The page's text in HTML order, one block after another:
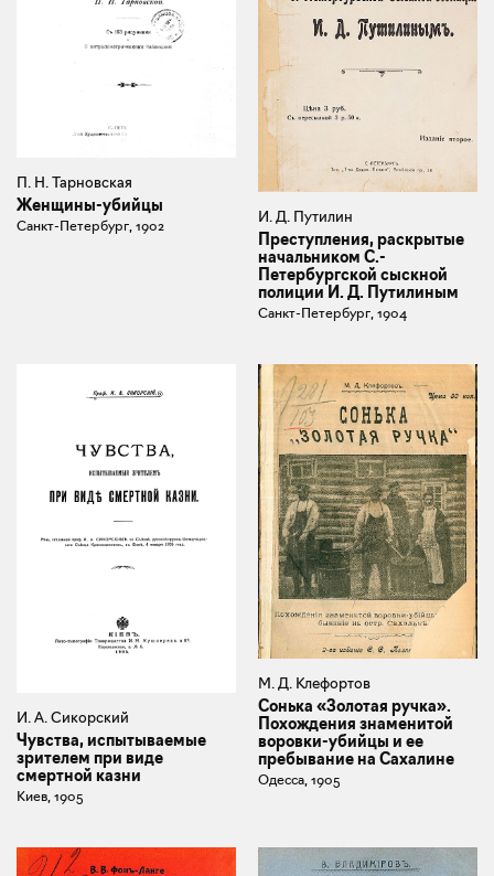
П. Н. Тарновская
Женщины-убийцы
Санкт-Петербург, 1902
И. Д. Путилин
Преступления, раскрытые
начальником С.-
Петербургской сыскной
полиции И. Д. Путилиным
Санкт-Петербург, 1904
И. А. Сикорский
Чувства, испытываемые
зрителем при виде
смертной казни
Киев, 1905
М. Д. Клефортов
Сонька «Золотая ручка».
Похождения знаменитой
воровки-убийцы и ее
пребывание на Сахалине
Одесса, 1905